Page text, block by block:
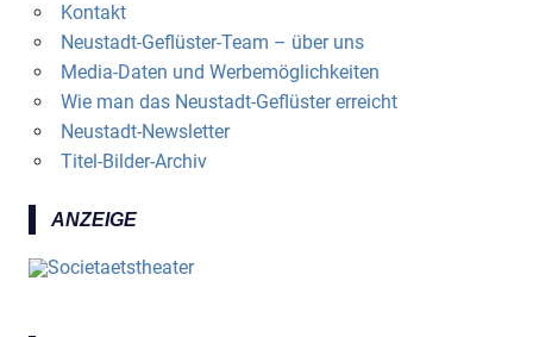
Kontakt
Neustadt-Geflüster-Team – über uns
Media-Daten und Werbemöglichkeiten
Wie man das Neustadt-Geflüster erreicht
Neustadt-Newsletter
Titel-Bilder-Archiv
ANZEIGE